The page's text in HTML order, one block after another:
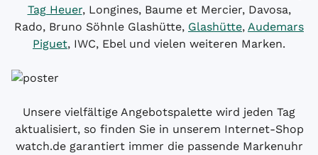
Tag Heuer, Longines, Baume et Mercier, Davosa,
Rado, Bruno Söhnle Glashütte, Glashütte, Audemars
Piguet, IWC, Ebel und vielen weiteren Marken.
Unsere vielfältige Angebotspalette wird jeden Tag
aktualisiert, so finden Sie in unserem Internet-Shop
watch.de garantiert immer die passende Markenuhr